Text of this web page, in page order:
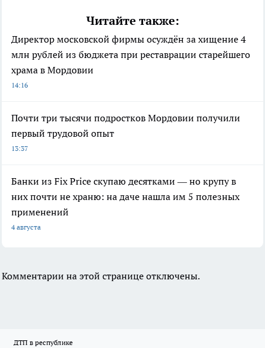
Читайте также:
Директор московской фирмы осуждён за хищение 4
млн рублей из бюджета при реставрации старейшего
храма в Мордовии
14:16
Почти три тысячи подростков Мордовии получили
первый трудовой опыт
13:37
Банки из Fix Price скупаю десятками — но крупу в
них почти не храню: на даче нашла им 5 полезных
применений
4 августа
Комментарии на этой странице отключены.
ДТП в республике